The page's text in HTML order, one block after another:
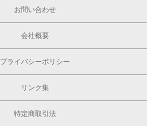
お問い合わせ
会社概要
プライバシーポリシー
リンク集
特定商取引法